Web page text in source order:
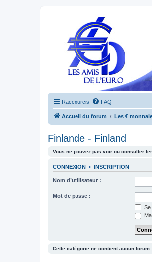
Raccourcis FAQ
Accueil du forum Les €
Finlande - Finland
Vous ne pouvez pas voir ou consulter
CONNEXION • INSCRIPTION
Nom d’utilisateur :
Mot de passe :
Se
Cette catégorie ne contient aucun forum.